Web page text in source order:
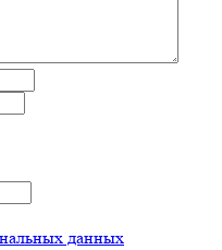
данных